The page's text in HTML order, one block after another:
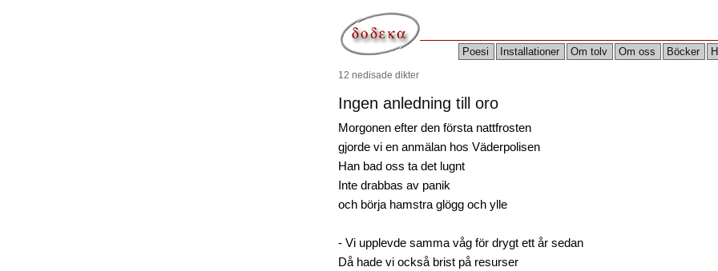
Poesi Installationer Om tolv Om oss Böcker
12 nedisade dikter
Ingen anledning till oro
Morgonen efter den första nattfrosten
gjorde vi en anmälan hos Väderpolisen
Han bad oss ta det lugnt
Inte drabbas av panik
och börja hamstra glögg och ylle
- Vi upplevde samma våg för drygt ett år sedan
Då hade vi också brist på resurser